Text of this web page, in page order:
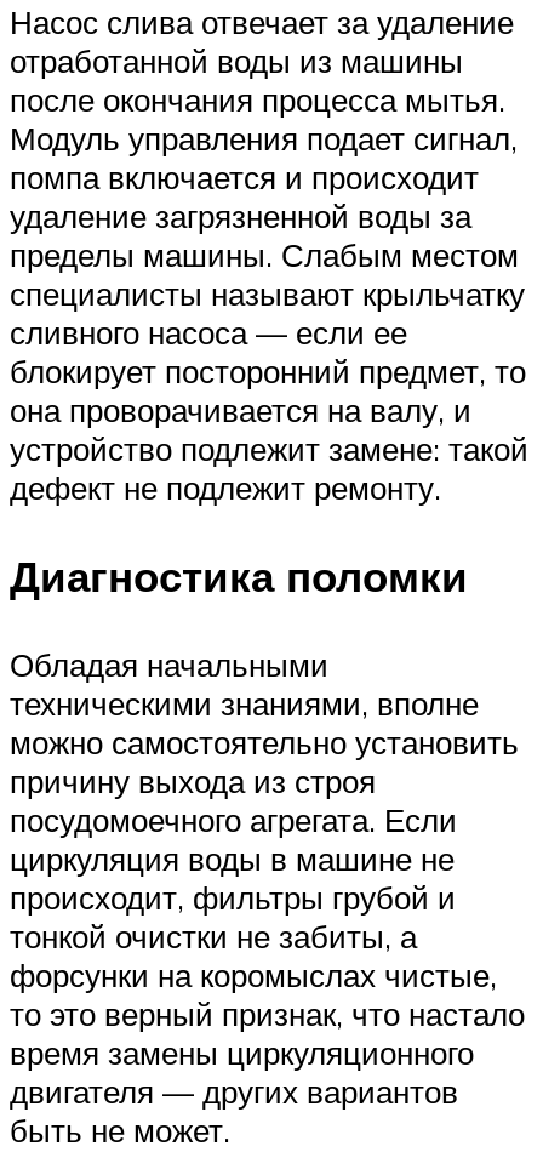
Насос слива отвечает за удаление
отработанной воды из машины
после окончания процесса мытья.
Модуль управления подает сигнал,
помпа включается и происходит
удаление загрязненной воды за
пределы машины. Слабым местом
специалисты называют крыльчатку
сливного насоса — если ее
блокирует посторонний предмет, то
она проворачивается на валу, и
устройство подлежит замене: такой
дефект не подлежит ремонту.
Диагностика поломки
Обладая начальными
техническими знаниями, вполне
можно самостоятельно установить
причину выхода из строя
посудомоечного агрегата. Если
циркуляция воды в машине не
происходит, фильтры грубой и
тонкой очистки не забиты, а
форсунки на коромыслах чистые,
то это верный признак, что настало
время замены циркуляционного
двигателя — других вариантов
быть не может.